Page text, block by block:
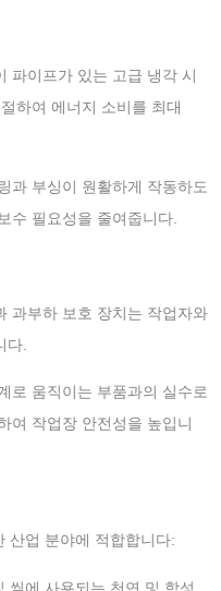
파이프가 있는 고급 냉각 시
하여 에너지 소비를 최대
과 부싱이 원활하게 작동하도
수 필요성을 줄여줍니다.
과부하 보호 장치는 작업자와
다.
로 움직이는 부품과의 실수로
여 작업장 안전성을 높입니
산업 분야에 적합합니다: